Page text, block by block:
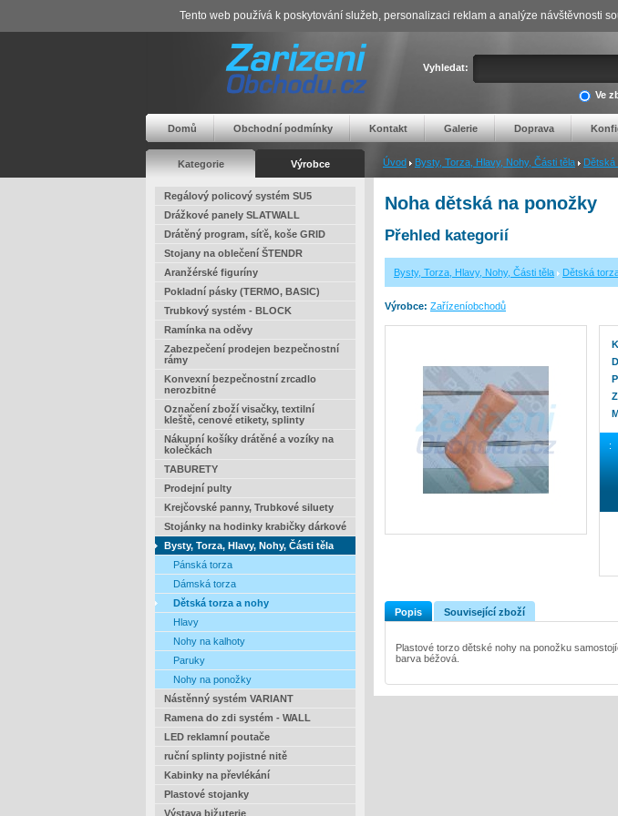
Vyhledat:
Ve
Domů Obchodní podmínky Kontakt Galerie Doprava
Kategorie Výrobce Úvod Bysty, Torza, Hlavy, Nohy, Části těla Dětská
Regálový policový systém SU5
Drážkové panely SLATWALL
Drátěný program, síťě, koše GRID
Stojany na oblečení ŠTENDR
Aranžérské figuríny
Pokladní pásky (TERMO, BASIC)
Trubkový systém - BLOCK
Ramínka na oděvy
Zabezpečení prodejen bezpečnostní
rámy
Konvexní bezpečnostní zrcadlo
nerozbitné
Označení zboží visačky, textilní
kleště, cenové etikety, splinty
Nákupní košíky drátěné a vozíky na
kolečkách
TABURETY
Prodejní pulty
Krejčovské panny, Trubkové siluety
Stojánky na hodinky krabičky dárkové
Bysty, Torza, Hlavy, Nohy, Části těla
Pánská torza
Dámská torza
Dětská torza a nohy
Hlavy
Nohy na kalhoty
Paruky
Nohy na ponožky
Nástěnný systém VARIANT
Ramena do zdi systém - WALL
LED reklamní poutače
ruční splinty pojistné nitě
Kabinky na převlékání
Plastové stojanky
Výstava bižuterie
Noha dětská na ponožky
Přehled kategorií
Bysty, Torza, Hlavy, Nohy, Části těla Dětská
Výrobce: Zařízeníobchodů
:
Popis Související zboží
Plastové torzo dětské nohy na ponožku
barva béžová.
Tento web používá k poskytování služeb, personalizaci reklam a analýze návštěvnosti